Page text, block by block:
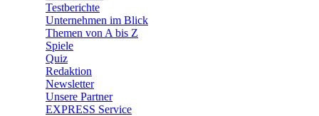
Testberichte
Unternehmen im Blick
Themen von A bis Z
Spiele
Quiz
Redaktion
Newsletter
Unsere Partner
EXPRESS Service